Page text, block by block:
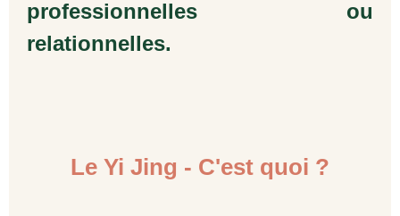
professionnelles ou
relationnelles.
Le Yi Jing - C'est quoi ?